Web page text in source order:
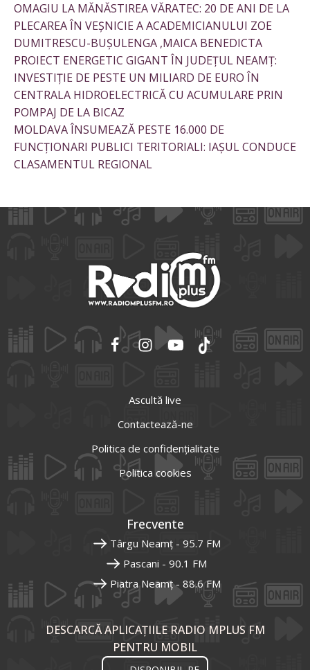
OMAGIU LA MĂNĂSTIREA VĂRATEC: 20 DE ANI DE LA
PLECAREA ÎN VEȘNICIE A ACADEMICIANULUI ZOE
DUMITRESCU-BUȘULENGA ,MAICA BENEDICTA
PROIECT ENERGETIC GIGANT ÎN JUDEȚUL NEAMȚ:
INVESTIȚIE DE PESTE UN MILIARD DE EURO ÎN
CENTRALA HIDROELECTRICĂ CU ACUMULARE PRIN
POMPAJ DE LA BICAZ
MOLDAVA ÎNSUMEAZĂ PESTE 16.000 DE
FUNCȚIONARI PUBLICI TERITORIALI: IAȘUL CONDUCE
CLASAMENTUL REGIONAL
Ascultă live
Contactează-ne
Politica de confidențialitate
Politica cookies
Frecvente
Târgu Neamț - 95.7 FM
Pascani - 90.1 FM
Piatra Neamț - 88.6 FM
DESCARCĂ APLICAȚIILE RADIO MPLUS FM
PENTRU MOBIL